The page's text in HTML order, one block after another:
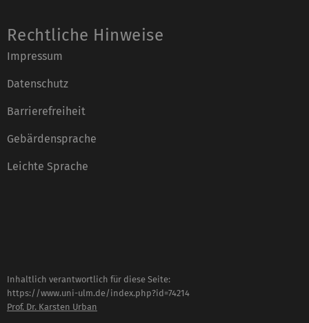
Rechtliche Hinweise
Impressum
Datenschutz
Barrierefreiheit
Gebärdensprache
Leichte Sprache
Inhaltlich verantwortlich für diese Seite:
https://www.uni-ulm.de/index.php?id=74214
Prof. Dr. Karsten Urban